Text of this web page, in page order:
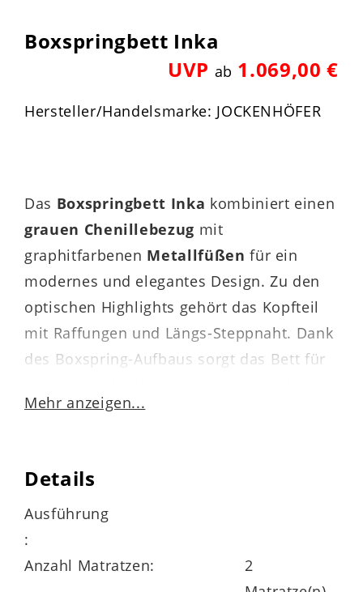
Boxspringbett Inka
UVP ab 1.069,00 €
Hersteller/Handelsmarke: JOCKENHÖFER
Das Boxspringbett Inka kombiniert einen
grauen Chenillebezug mit
graphitfarbenen Metallfüßen für ein
modernes und elegantes Design. Zu den
optischen Highlights gehört das Kopfteil
mit Raffungen und Längs-Steppnaht. Dank
des Boxspring-Aufbaus sorgt das Bett für
Druckentlastung.
Bonnellfederkernpolsterung
rundum den edlen Chenillebezug auf.
Mehr anzeigen...
Details
Ausführung
:
Anzahl Matratzen:
2